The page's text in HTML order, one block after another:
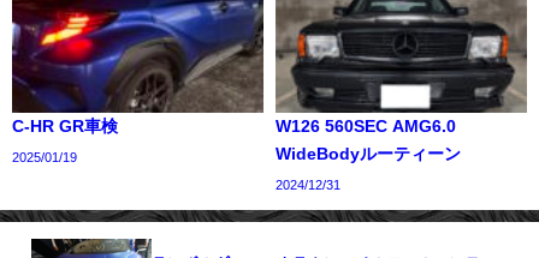
C-HR GR車検
2025/01/19
W126 560SEC AMG6.0
WideBodyルーティーン
2024/12/31